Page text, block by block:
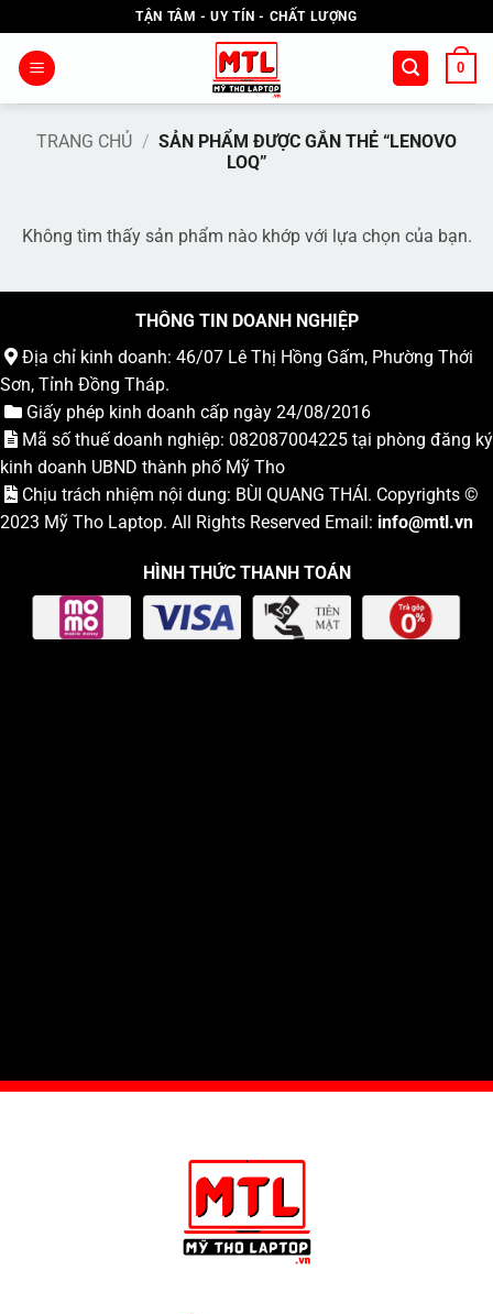
qua
nội
TẬN TÂM - UY TÍN - CHẤT LƯỢNG
0
TRANG CHỦ / SẢN PHẨM ĐƯỢC GẮN THẺ “LENOVO
LOQ”
Không tìm thấy sản phẩm nào khớp với lựa chọn của bạn.
THÔNG TIN DOANH NGHIỆP
Địa chỉ kinh doanh: 46/07 Lê Thị Hồng Gấm, Phường Thới
Sơn, Tỉnh Đồng Tháp.
Giấy phép kinh doanh cấp ngày 24/08/2016
Mã số thuế doanh nghiệp: 082087004225 tại phòng đăng ký
kinh doanh UBND thành phố Mỹ Tho
Chịu trách nhiệm nội dung: BÙI QUANG THÁI. Copyrights ©
2023 Mỹ Tho Laptop. All Rights Reserved Email: info@mtl.vn
HÌNH THỨC THANH TOÁN